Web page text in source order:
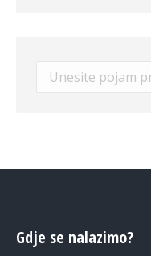
Search:
Gdje se nalazimo?